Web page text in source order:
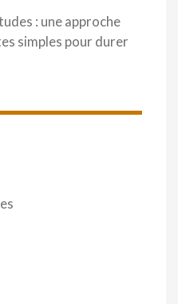
: une approche
simples pour durer